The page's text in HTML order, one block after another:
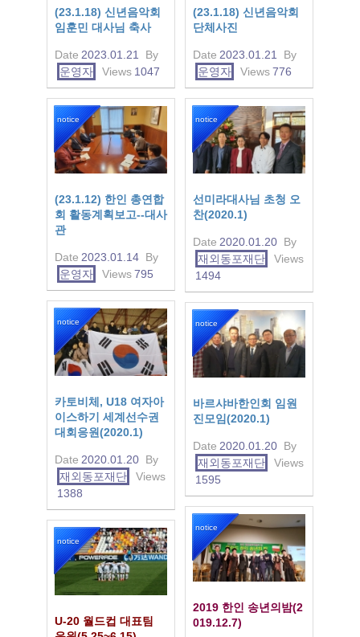
(23.1.18) 신년음악회
임훈민 대사님 축사
Date 2023.01.21
By
운영자
Views 1047
(23.1.18) 신년음악회
단체사진
Date 2023.01.21
By
운영자
Views776
notice
(23.1.12) 한인 총연합
회 활동계획보고--대사
관
Date 2023.01.14 By
운영자
Views795
notice
선미라대사님 초청 오
찬(2020.1)
Date 2020.01.20 By
재외동포재단
Views
1494
notice
카토비체, U18 여자아
이스하기 세계선수권
대회응원(2020.1)
Date 2020.01.20 By
재외동포재단
Views
1388
notice
바르샤바한인회 임원
진모임(2020.1)
Date 2020.01.20 By
재외동포재단
Views
1595
notice
2019 한인 송년의밤(2
019.12.7)
notice
U-20 월드컵 대표팀